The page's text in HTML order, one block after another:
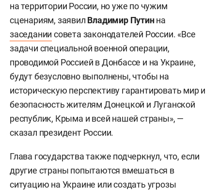
на территории России, но уже по чужим
сценариям, заявил Владимир Путинна
заседании совета законодателей России. «Все
задачи специальной военной операции,
проводимой Россией в Донбассе и на Украине,
будут безусловно выполнены, чтобы на
историческую перспективу гарантировать мир и
безопасность жителям Донецкой и Луганской
республик, Крыма и всей нашей страны», —
сказал президент России.
Глава государства также подчеркнул, что, если
другие страны попытаются вмешаться в
ситуацию на Украине или создать угрозы